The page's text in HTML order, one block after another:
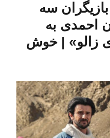
سه
احمدی به
زالو» | خوش